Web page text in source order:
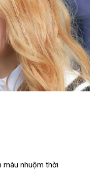
màu nhuộm thời